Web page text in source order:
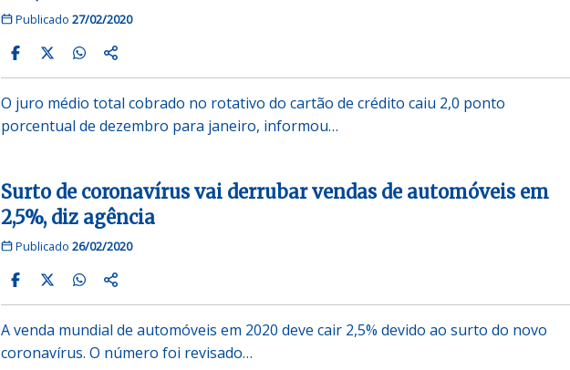
Publicado 27/02/2020
O juro médio total cobrado no rotativo do cartão de crédito caiu 2,0 ponto
porcentual de dezembro para janeiro, informou…
Surto de coronavírus vai derrubar vendas de automóveis em
2,5%, diz agência
Publicado 26/02/2020
A venda mundial de automóveis em 2020 deve cair 2,5% devido ao surto do novo
coronavírus. O número foi revisado…